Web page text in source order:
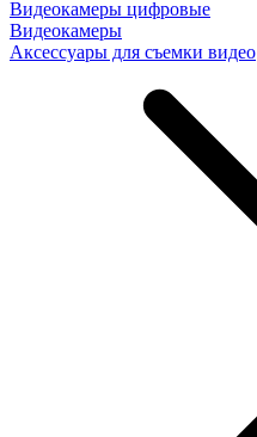
Видеокамеры цифровые
Видеокамеры
Аксессуары для съемки видео